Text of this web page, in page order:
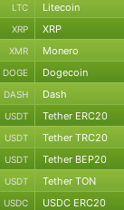
LTC Litecoin
XRP XRP
XMR Monero
DOGE Dogecoin
DASH Dash
USDT Tether ERC20
USDT Tether TRC20
USDT Tether BEP20
USDT Tether TON
USDC USDC ERC20